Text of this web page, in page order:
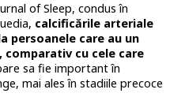
of Sleep, condus în
calcificările arteriale
persoanele care au un
cu cele care
sa fie important în
mai ales în stadiile precoce